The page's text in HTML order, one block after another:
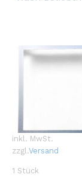
inkl. MwSt.
zzgl.Versand
1 Stück